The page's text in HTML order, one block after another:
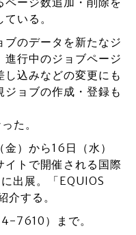
いる。
ブのデータを新たなジ
進行中のジョブページ
込みなどの変更にも
ョブの作成・登録も
た。
）から16日（水）
イトで開催される国際
出展。「EQUIOS
する。
7610）まで。